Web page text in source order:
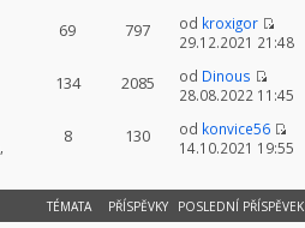
69 797 od kroxigor
29.12.2021 21:48
134 2085 od Dinous
28.08.2022 11:45
8 130 od konvice56
14.10.2021 19:55
TÉMATA PŘÍSPĚVKY POSLEDNÍ PŘÍSPĚVEK